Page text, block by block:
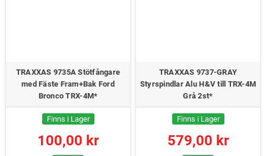
TRAXXAS 9735A Stötfångare
med Fäste Fram+Bak Ford
Bronco TRX-4M*
Finns i Lager
100,00 kr
TRAXXAS 9737-GRAY
Styrspindlar Alu H&V till TRX-4M
Grå 2st*
Finns i Lager
579,00 kr